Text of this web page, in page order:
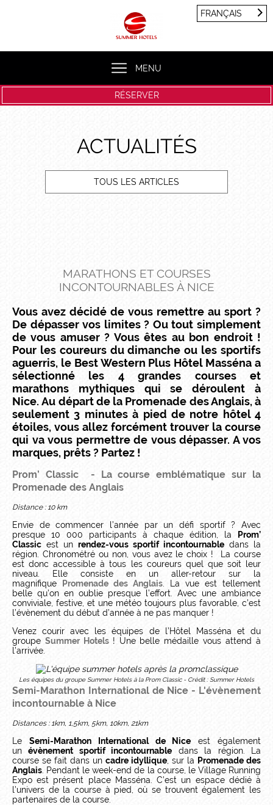
MENU
FRANÇAIS
RÉSERVER
ACTUALITÉS
TOUS LES ARTICLES
MARATHONS ET COURSES
INCONTOURNABLES À NICE
Vous avez décidé de vous remettre au sport ?
De dépasser vos limites ? Ou tout simplement
de vous amuser ? Vous êtes au bon endroit !
Pour les coureurs du dimanche ou les sportifs
aguerris, le Best Western Plus Hôtel Masséna a
sélectionné les 4 grandes courses et
marathons mythiques qui se déroulent à
Nice. Au départ de la Promenade des Anglais, à
seulement 3 minutes à pied de notre hôtel 4
étoiles, vous allez forcément trouver la course
qui va vous permettre de vous dépasser. A vos
marques, prêts ? Partez !
Prom’ Classic
- La course emblématique sur la
Promenade des Anglais
Distance : 10 km
Envie de commencer l’année par un défi sportif ? Avec
presque 10 000 participants à chaque édition, la
Prom’
Classic est un rendez-vous sportif incontournable dans la
région. Chronométré ou non, vous avez le choix ! La course
est donc accessible à tous les coureurs quel que soit leur
niveau. Elle consiste en un aller-retour sur la
magnifique
Promenade des Anglais . La vue est tellement
belle qu’on en oublie presque l’effort. Avec une ambiance
conviviale, festive, et une météo toujours plus favorable, c’est
l’évènement du début d’année à ne pas manquer !
Venez courir avec les équipes de l’Hôtel Masséna et du
groupe Summer Hotels ! Une belle médaille vous attend à
l’arrivée.
Les équipes du groupe Summer Hotels à la Prom Classic - Crédit : Summer Hotels
Semi-Marathon International de Nice - L'évènement
incontournable à Nice
Distances : 1km, 1,5km, 5km, 10km, 21km
Le Semi-Marathon International de Nice est également
unévènement sportif incontournable dans la région. La
course se fait dans un cadre idyllique , sur la Promenade des
Anglais . Pendant le week-end de la course, le Village Running
Expo est présent place Masséna. C’est un espace dédié à
l’univers de la course à pied, où se trouvent également les
partenaires de la course.